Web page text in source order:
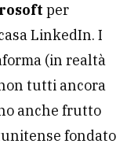
per
LinkedIn. I
(in realtà
tutti ancora
anche frutto
fondato